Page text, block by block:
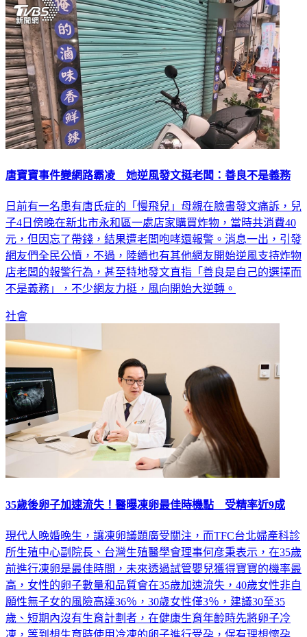
唐寶寶事件變網路霸凌 她逆風發文挺老闆：善良不是義務
日前有一名患有唐氏症的「慢飛兒」母親在臉書發文痛訴，兒
子4日傍晚在新北市永和區一處店家購買炸物，當時共消費40
元，但因忘了帶錢，結果遭老闆咆哮還報警。消息一出，引發
網友們全民公憤，不過，陸續也有其他網友開始逆風支持炸物
店老闆的報警行為，甚至特地發文直指「善良是自己的選擇而
不是義務」，不少網友力挺，風向開始大逆轉。
社會
35歲後卵子加速流失！醫曝凍卵最佳時機點 受精率近9成
現代人晚婚晚生，讓凍卵議題廣受關注，而TFC台北婦產科診
所生殖中心副院長、台灣生殖醫學會理事何彦秉表示，在35歲
前進行凍卵是最佳時間，未來透過試管嬰兒獲得寶寶的機率最
高，女性的卵子數量和品質會在35歲加速流失，40歲女性非自
願性無子女的風險高達36％，30歲女性僅3％，建議30至35
歲、短期內沒有生育計劃者，在健康生育年齡時先將卵子冷
凍，等到想生育時使用冷凍的卵子進行受孕，保有理想懷孕